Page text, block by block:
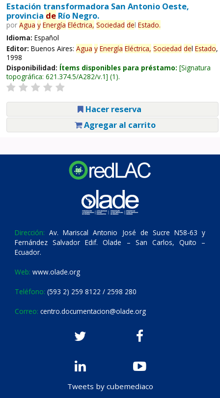
Estación transformadora San Antonio Oeste,
provincia deRío Negro.
por Agua y Energía Eléctrica, Sociedad del Estado.
Idioma: Español
Editor: Buenos Aires: Agua y Energía Eléctrica, Sociedad del Estado,
1998
Disponibilidad: Ítems disponibles para préstamo: Signatura
topográfica: 621.374.5/A282/v.1 (1).
Hacer reserva
Agregar al carrito
Dirección: Av. Mariscal Antonio José de Sucre N58-63 y
Fernández Salvador Edif. Olade – San Carlos, Quito –
Ecuador.
Web: www.olade.org
Teléfono: (593 2) 259 8122 / 2598 280
Correo: centro.documentacion@olade.org
Tweets by cubemediaco